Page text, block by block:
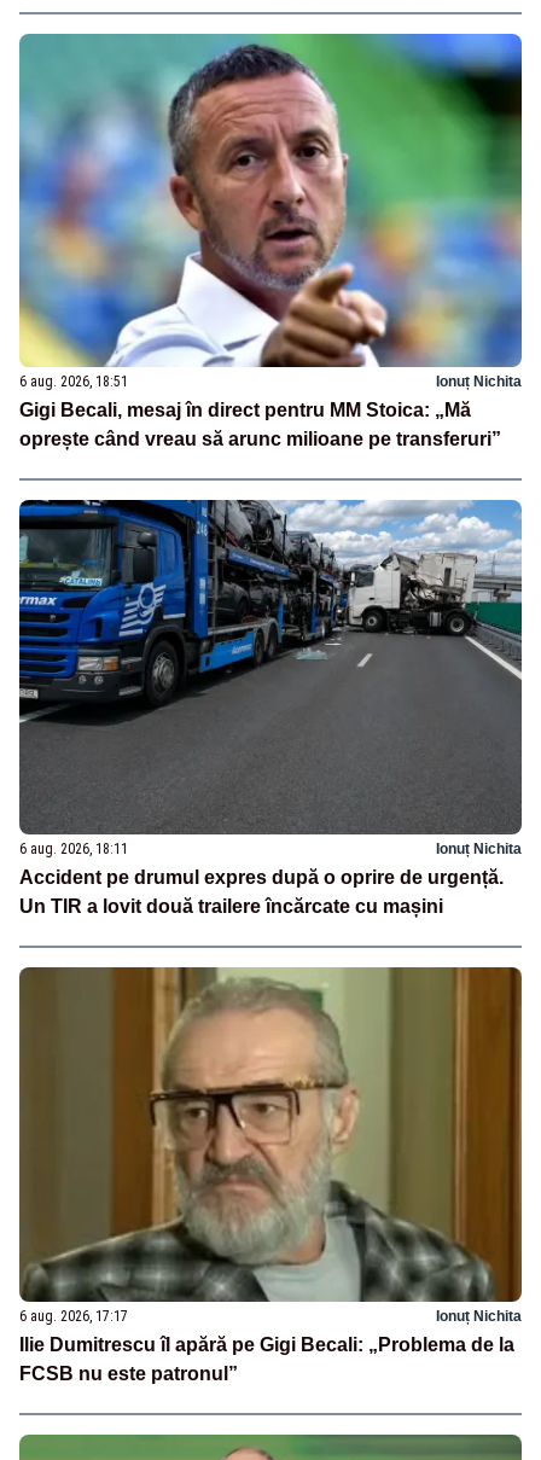
6 aug. 2026, 18:51 Ionuț Nichita
Gigi Becali, mesaj în direct pentru MM Stoica: „Mă
oprește când vreau să arunc milioane pe transferuri”
6 aug. 2026, 18:11 Ionuț Nichita
Accident pe drumul expres după o oprire de urgență.
Un TIR a lovit două trailere încărcate cu mașini
6 aug. 2026, 17:17 Ionuț Nichita
Ilie Dumitrescu îl apără pe Gigi Becali: „Problema de la
FCSB nu este patronul”